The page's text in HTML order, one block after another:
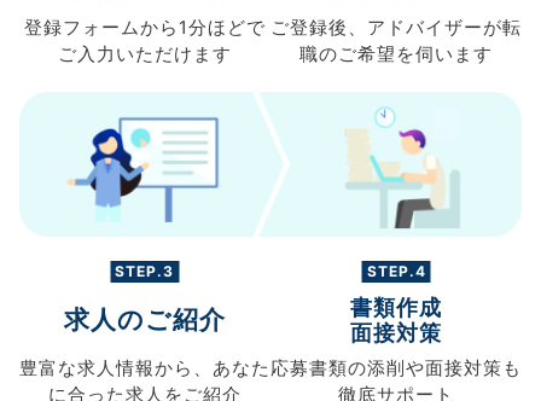
登録フォームから 1分ほどで
ご入力 いただけます
ご登録後、 アドバイザーが転
職のご希望を伺います
STEP.3
求人のご紹介
豊富な求人情報から、 あなた
に合った求人を ご紹介
STEP.4
書類作成
面接対策
応募書類の添削や面接対策も
徹底サポート